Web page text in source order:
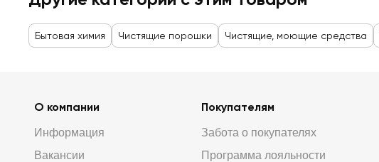
Бытовая химия Чистящие порошки Чистящие, моющие средства
О компании
Информация
Вакансии
Покупателям
Забота о покупателях
Программа лояльности